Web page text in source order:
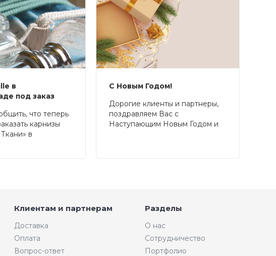
в
под заказ
что теперь
карнизы
в
С Новым Годом!
Дорогие клиенты и партнеры,
поздравляем Вас с
Наступающим Новым Годом и
Клиентам и партнерам
Доставка
Оплата
Вопрос-ответ
Разделы
О нас
Сотрудничество
Портфолио